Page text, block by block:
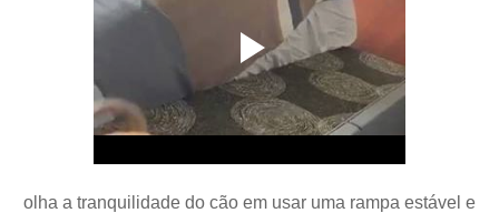
olha a tranquilidade do cão em usar uma rampa estável e